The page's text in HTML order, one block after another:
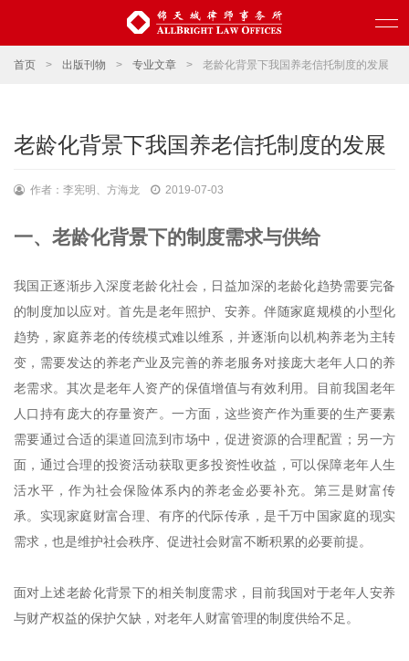
首页 > 出版刊物 > 专业文章 > 老龄化背景下我国养老信托制度的发展
老龄化背景下我国养老信托制度的发展
作者：李宪明、方海龙 2019-07-03
一、 老龄化背景下的制度需求与供给
我国正逐渐步入深度老龄化社会，日益加深的老龄化趋势需要完备
的制度加以应对。首先是老年照护、安养。伴随家庭规模的小型化
趋势，家庭养老的传统模式难以维系，并逐渐向以机构养老为主转
变，需要发达的养老产业及完善的养老服务对接庞大老年人口的养
老需求。其次是老年人资产的保值增值与有效利用。目前我国老年
人口持有庞大的存量资产。一方面，这些资产作为重要的生产要素
需要通过合适的渠道回流到市场中，促进资源的合理配置；另一方
面，通过合理的投资活动获取更多投资性收益，可以保障老年人生
活水平，作为社会保险体系内的养老金必要补充。第三是财富传
承。实现家庭财富合理、有序的代际传承，是千万中国家庭的现实
需求，也是维护社会秩序、促进社会财富不断积累的必要前提。
面对上述老龄化背景下的相关制度需求，目前我国对于老年人安养
与财产权益的保护欠缺，对老年人财富管理的制度供给不足。